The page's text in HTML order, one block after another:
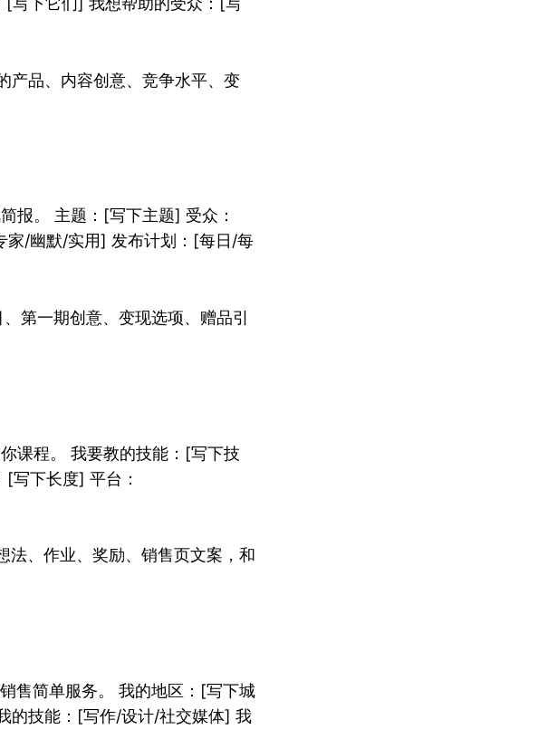
产品、内容创意、竞争水平、变
报。 主题：[写下主题] 受众：
家/幽默/实用] 发布计划：[每日/每
第一期创意、变现选项、赠品引
课程。 我要教的技能：[写下技
写下长度] 平台：
法、作业、奖励、销售页文案，和
售简单服务。 我的地区：[写下城
的技能：[写作/设计/社交媒体] 我